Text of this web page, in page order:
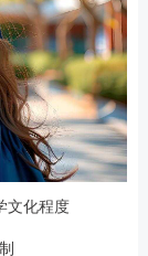
文化程度